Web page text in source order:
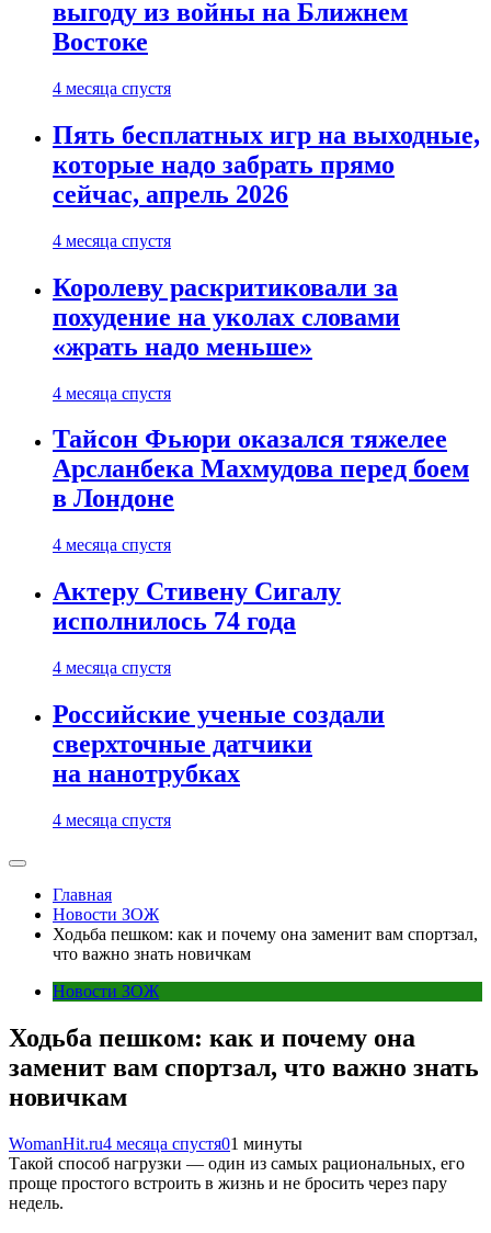
выгоду из войны на Ближнем
Востоке
4 месяца спустя
Пять бесплатных игр на выходные,
которые надо забрать прямо
сейчас, апрель 2026
4 месяца спустя
Королеву раскритиковали за
похудение на уколах словами
«жрать надо меньше»
4 месяца спустя
Тайсон Фьюри оказался тяжелее
Арсланбека Махмудова перед боем
в Лондоне
4 месяца спустя
Актеру Стивену Сигалу
исполнилось 74 года
4 месяца спустя
Российские ученые создали
сверхточные датчики
на нанотрубках
4 месяца спустя
Главная
Новости ЗОЖ
Ходьба пешком: как и почему она заменит вам спортзал,
что важно знать новичкам
Новости ЗОЖ
Ходьба пешком: как и почему она
заменит вам спортзал, что важно знать
новичкам
WomanHit.ru4 месяца спустя01 минуты
Такой способ нагрузки — один из самых рациональных, его
проще простого встроить в жизнь и не бросить через пару
недель.